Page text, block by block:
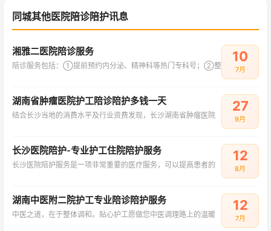
同城其他医院陪诊陪护讯息
湘雅二医院陪诊服务
陪诊服务包括：①提前预约内分泌、精神科等热门专科号；②整
10
7月
湖南省肿瘤医院护工陪诊陪护多钱一天
结合长沙当地的消费水平及行业资费发现，长沙湖南省肿瘤医院
27
9月
长沙医院陪护-专业护工住院陪护服务
长沙医院陪护服务是一项非常重要的医疗服务，可以提高患者的
12
8月
湖南中医附二院护工专业陪诊陪护服务
中医之道，在于整体调和。贴心护工愿做您中医调理路上的温暖
12
7月